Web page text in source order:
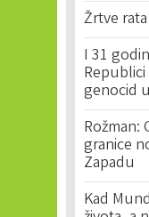
Žrtve
I 31
genocid
Rožman:
granice
Zapadu
Kad